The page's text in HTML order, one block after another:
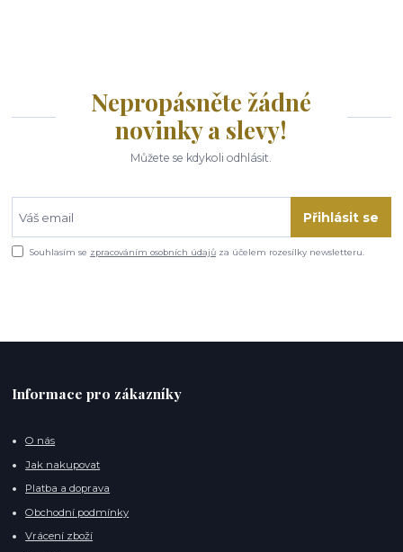
Nepropásněte žádné
novinky a slevy!
Můžete se kdykoli odhlásit.
Přihlásit se
Souhlasím se zpracováním osobních údajů za účelem rozesílky newsletteru.
Informace pro zákazníky
O nás
Jak nakupovat
Platba a doprava
Obchodní podmínky
Vrácení zboží